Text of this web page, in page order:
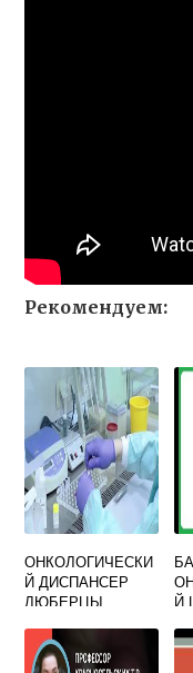
Рекомендуем:
ОНКОЛОГИЧЕСКИ
Й ДИСПАНСЕР
ЛЮБЕРЦЫ
Й